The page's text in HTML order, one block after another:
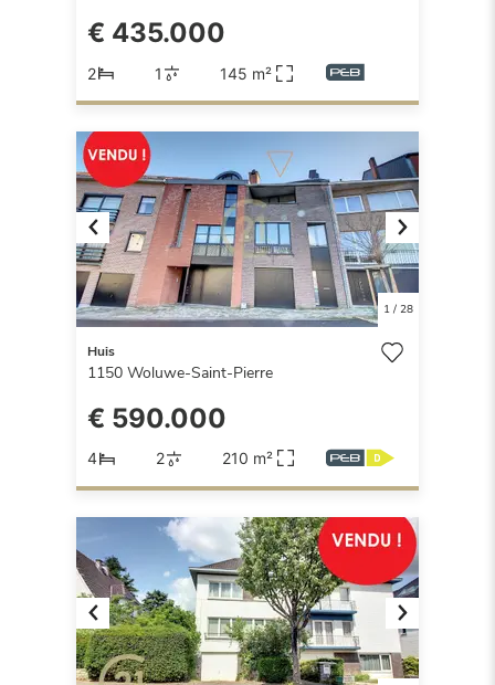
€ 435.000
2 1 145 m²
Previous Next
1/ 28
Huis
1150 Woluwe-Saint-Pierre
€ 590.000
4 2 210 m²
Previous Next